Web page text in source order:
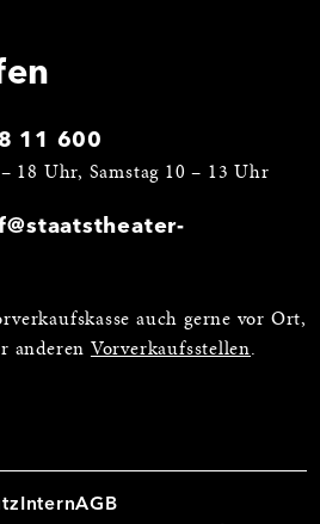
11 600
18 Uhr, Samstag 10 – 13 Uhr
auch gerne vor Ort,
anderen Vorverkaufsstellen.
InternAGB